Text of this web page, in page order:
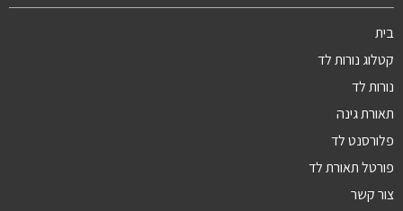
בית
קטלוג נורות לד
נורות לד
תאורת גינה
פלורסנט לד
פורטל תאורת לד
צור קשר